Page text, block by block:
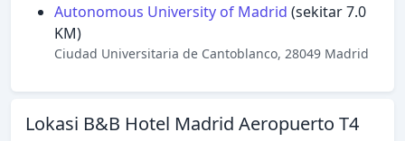
Autonomous University of Madrid (sekitar 7.0
KM)
Ciudad Universitaria de Cantoblanco, 28049 Madrid
Lokasi B&B Hotel Madrid Aeropuerto T4